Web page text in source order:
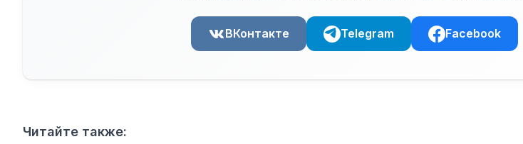
ВКонтакте Telegram Facebook
Читайте также: